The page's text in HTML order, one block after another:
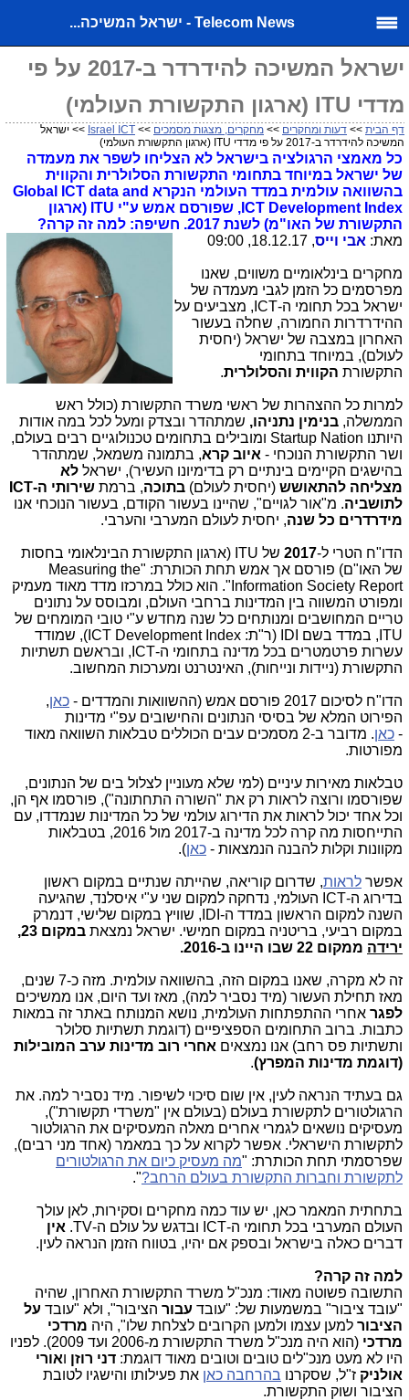
Telecom News - ישראל המשיכה...
ישראל המשיכה להידרדר ב-2017 על פי
מדדי ITU (ארגון התקשורת העולמי)
דף הבית >> דעות ומחקרים >> מחקרים, מצגות מסמכים >>
Israel ICT >> ישראל
המשיכה להידרדר ב-2017 על פי מדדי ITU (ארגון התקשורת העולמי)
כל מאמצי הרגולציה בישראל לא הצליחו לשפר את מעמדה
של ישראל במיוחד בתחומי התקשורת הסלולרית והקווית
בהשוואה עולמית במדד העולמי הנקרא Global ICT data and
ICT Development Index, שפורסם אמש ע"י ITU (ארגון
התקשורת של האו"מ) לשנת 2017. חשיפה: למה זה קרה?
מאת: אבי וייס, 18.12.17, 09:00
מחקרים בינלאומיים משווים, שאנו
מפרסמים כל הזמן לגבי מעמדה של
ישראל בכל תחומי ה-ICT, מצביעים על
ההידרדרות החמורה, שחלה בעשור
האחרון במצבה של ישראל (יחסית
לעולם), במיוחד בתחומי
התקשורת הקווית והסלולרית.
למרות כל ההצהרות של ראשי משרד התקשורת (כולל ראש
הממשלה, בנימין נתניהו, שמתהדר ובצדק ומעל לכל במה אודות
היותנו Startup Nation ומובילים בתחומים טכנולוגיים רבים בעולם,
ושר התקשורת הנוכחי - איוב קרא, בתמונה משמאל, שמתהדר
בהישגים הקיימים בינתיים רק בדימיונו העשיר), ישראל לא
מצליחה להתאושש (יחסית לעולם) בתוכה, ברמת
שירותי ה-ICT
לתושביה. מ"אור לגויים", שהיינו בעשור הקודם, בעשור הנוכחי אנו
מידרדרים כל שנה, יחסית לעולם המערבי והערבי.
הדו"ח הטרי ל-2017
של ITU (ארגון התקשורת הבינלאומי בחסות
של האו"ם) פורסם אך אמש תחת הכותרת: "Measuring the
Information Society Report". הוא כולל במרכזו מדד מאוד מעמיק
ומפורט המשווה בין המדינות ברחבי העולם, ומבוסס על נתונים
טריים המחושבים ומנותחים כל שנה מחדש ע"י טובי המומחים של
ITU, במדד בשם IDI (ר"ת: ICT Development Index), שמודד
עשרות פרטמטרים בכל מדינה בתחומי ה-ICT, ובראשם תשתיות
התקשורת (ניידות ונייחות), האינטרנט ומערכות המחשוב.
הדו"ח לסיכום 2017 פורסם אמש (ההשוואות והמדדים - כאן,
הפירוט המלא של בסיסי הנתונים והחישובים עפ"י מדינות
- כאן
. מדובר ב-2 מסמכים עבים הכוללים טבלאות השוואה מאוד
מפורטות.
טבלאות מאירות עיניים (למי שלא מעוניין לצלול בים של הנתונים,
שפורסמו ורוצה לראות רק את "השורה התחתונה"), פורסמו אף הן,
וכל אחד יכול לראות את הדירוג עולמי של כל המדינות שנמדדו, עם
התייחסות מה קרה לכל מדינה ב-2017 מול 2016, בטבלאות
מקוונות וקלות להבנה הנמצאות - כאן).
אפשר לראות, שדרום קוריאה, שהייתה שנתיים במקום ראשון
בדירוג ה-ICT העולמי, נדחקה למקום שני ע"י איסלנד, שהגיעה
השנה למקום הראשון במדד ה-IDI, שוויץ במקום שלישי, דנמרק
במקום רביעי, בריטניה במקום חמישי. ישראל נמצאת במקום 23,
ירידה ממקום 22 שבו היינו ב-2016.
זה לא מקרה, שאנו במקום הזה, בהשוואה עולמית. מזה כ-7 שנים,
מאז תחילת העשור (מיד נסביר למה), מאז ועד היום, אנו ממשיכים
לפגר אחרי ההתפתחות העולמית, נושא המנותח באתר זה במאות
כתבות. ברוב התחומים הספציפיים (דוגמת תשתיות סלולר
ותשתיות פס רחב) אנו נמצאים אחרי רוב מדינות ערב המובילות
(דוגמת מדינות המפרץ).
גם בעתיד הנראה לעין, אין שום סיכוי לשיפור. מיד נסביר למה. את
הרגולטורים לתקשורת בעולם (בעולם אין "משרדי תקשורת"),
מעסיקים נושאים לגמרי אחרים מאלה המעסיקים את הרגולטור
לתקשורת הישראלי. אפשר לקרוא על כך במאמר (אחד מני רבים),
שפרסמתי תחת הכותרת: "מה מעסיק כיום את הרגולטורים
לתקשורת וחברות התקשורת בעולם הרחב?".
בתחתית המאמר כאן, יש עוד כמה מחקרים וסקירות, לאן עולך
העולם המערבי בכל תחומי ה-ICT ובדגש על עולם ה-TV.
אין
דברים כאלה בישראל ובספק אם יהיו, בטווח הזמן הנראה לעין.
למה זה קרה?
התשובה פשוטה מאוד: מנכ"ל משרד התקשורת האחרון, שהיה
"עובד ציבור" במשמעות של: "עובד עבור הציבור", ולא "עובד על
הציבור למען עצמו ולמען הקרובים לצלחת שלו", היה מרדכי
מרדכי
(הוא היה מנכ"ל משרד התקשורת מ-2006 ועד 2009). לפניו
היו לא מעט מנכ"לים טובים וטובים מאוד דוגמת: דני רוזן ואורי
אולניק ז"ל, שסקרנו בהרחבה כאן את פעילותו והישגיו לטובת
הציבור ושוק התקשורת.